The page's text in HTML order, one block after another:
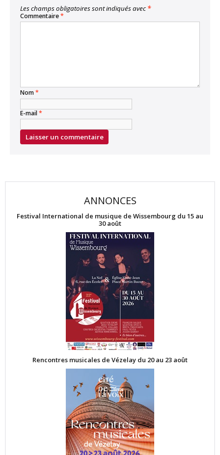
Les champs obligatoires sont indiqués avec *
Commentaire*
Nom*
E-mail*
ANNONCES
Festival International de musique de Wissembourg du 15 au
30 août
Rencontres musicales de Vézelay du 20 au 23 août